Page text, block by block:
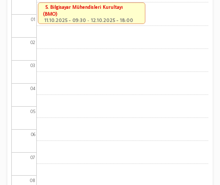
01
02
03
04
05
06
07
08
5. Bilgisayar Mühendisleri Kurultayı
(BMO)
11.10.2025 - 09:30 -12.10.2025 - 18:00